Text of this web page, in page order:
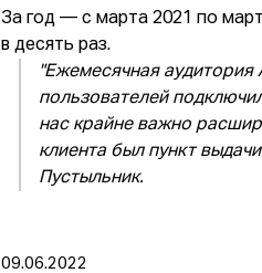
За год — с марта 2021 по
в десять раз.
"Ежемесячная аудитория
пользователей
нас крайне важно
клиента был пункт
Пустыльник.
09.06.2022